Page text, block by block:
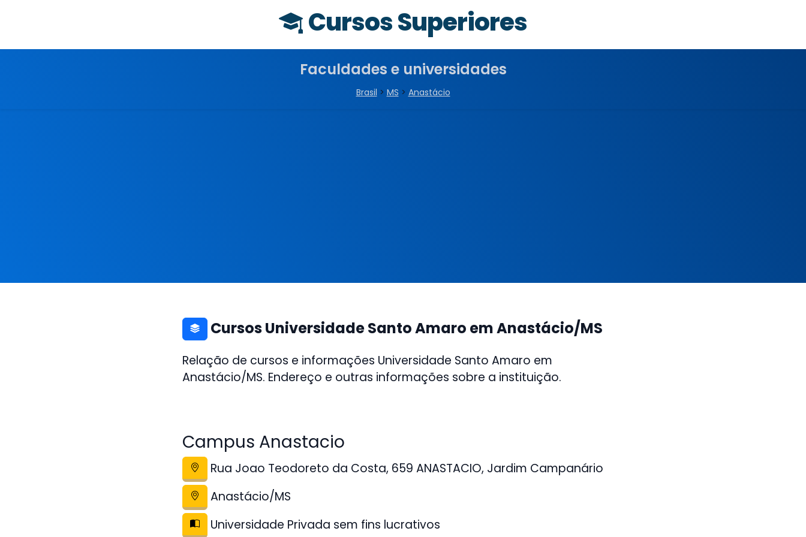
Cursos Superiores
Faculdades e universidades
Brasil > MS > Anastácio
Cursos Universidade Santo Amaro em Anastácio/MS
Relação de cursos e informações Universidade Santo Amaro em
Anastácio/MS. Endereço e outras informações sobre a instituição.
Campus Anastacio
Rua Joao Teodoreto da Costa, 659 ANASTACIO, Jardim Campanário
Anastácio/MS
Universidade Privada sem fins lucrativos